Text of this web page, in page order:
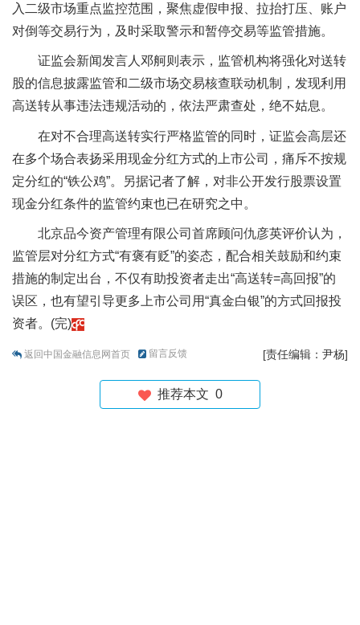
入二级市场重点监控范围，聚焦虚假申报、拉抬打压、账户
对倒等交易行为，及时采取警示和暂停交易等监管措施。
证监会新闻发言人邓舸则表示，监管机构将强化对送转
股的信息披露监管和二级市场交易核查联动机制，发现利用
高送转从事违法违规活动的，依法严肃查处，绝不姑息。
在对不合理高送转实行严格监管的同时，证监会高层还
在多个场合表扬采用现金分红方式的上市公司，痛斥不按规
定分红的“铁公鸡”。另据记者了解，对非公开发行股票设置
现金分红条件的监管约束也已在研究之中。
北京品今资产管理有限公司首席顾问仇彦英评价认为，
监管层对分红方式“有褒有贬”的姿态，配合相关鼓励和约束
措施的制定出台，不仅有助投资者走出“高送转=高回报”的
误区，也有望引导更多上市公司用“真金白银”的方式回报投
资者。(完)
返回中国金融信息网首页 留言反馈 [责任编辑：尹杨]
推荐本文 0